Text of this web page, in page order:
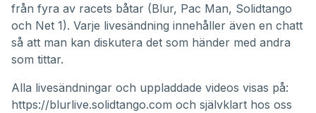
från fyra av racets båtar (Blur, Pac Man, Solidtango
och Net 1). Varje livesändning innehåller även en chatt
så att man kan diskutera det som händer med andra
som tittar.
Alla livesändningar och uppladdade videos visas på:
https://blurlive.solidtango.com och självklart hos oss